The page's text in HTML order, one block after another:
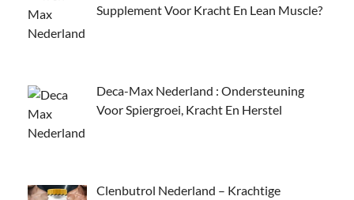
Supplement Voor Kracht En Lean Muscle?
Deca-Max Nederland : Ondersteuning
Voor Spiergroei, Kracht En Herstel
Clenbutrol Nederland – Krachtige